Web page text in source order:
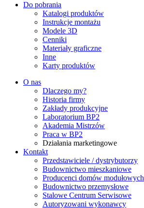
Do pobrania
Katalogi produktów
Instrukcje montażu
Modele 3D
Cenniki
Materiały graficzne
Inne
Karty produktów
O nas
Dlaczego my?
Historia firmy
Zakłady produkcyjne
Laboratorium BP2
Akademia Mistrzów
Praca w BP2
Działania marketingowe
Kontakt
Przedstawiciele / dystrybutorzy
Budownictwo mieszkaniowe
Producenci domów modułowych
Budownictwo przemysłowe
Stalowe Centrum Serwisowe
Autoryzowani wykonawcy